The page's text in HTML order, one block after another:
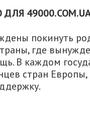
покинуть
где
В каждом
стран